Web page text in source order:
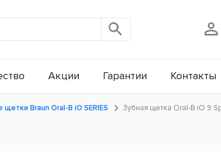
Акции Гарантии Контакты
Braun Oral-B iO SERIES Зубная щетка Oral-B iO 9